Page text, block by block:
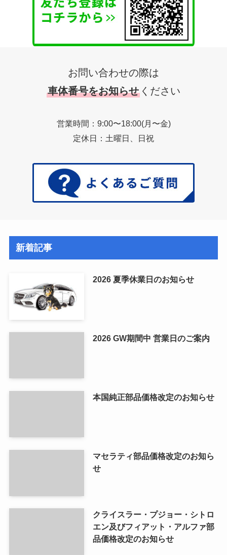
お問い合わせの際は
車体番号をお知らせ ください
営業時間：9:00〜18:00(月〜金)
定休日：土曜日、日祝
新着記事
2026 夏季休業日のお知らせ
2026 GW期間中 営業日のご案内
本国純正部品価格改定のお知らせ
マセラティ部品価格改定のお知ら
せ
クライスラー・プジョー・シトロ
エン及びフィアット・アルファ部
品価格改定のお知らせ